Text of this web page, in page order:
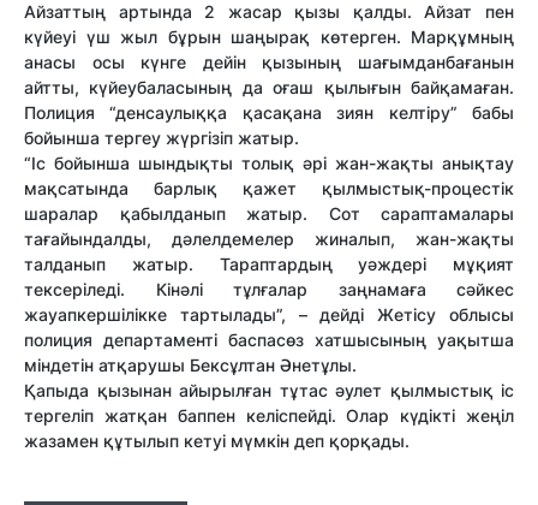
Айзаттың артында 2 жасар қызы қалды. Айзат пен
күйеуі үш жыл бұрын шаңырақ көтерген. Марқұмның
анасы осы күнге дейін қызының шағымданбағанын
айтты, күйеубаласының да оғаш қылығын байқамаған.
Полиция “денсаулыққа қасақана зиян келтіру” бабы
бойынша тергеу жүргізіп жатыр.
“Іс бойынша шындықты толық әрі жан-жақты анықтау
мақсатында барлық қажет қылмыстық-процестік
шаралар қабылданып жатыр. Сот сараптамалары
тағайындалды, дәлелдемелер жиналып, жан-жақты
талданып жатыр. Тараптардың уәждері мұқият
тексеріледі. Кінәлі тұлғалар заңнамаға сәйкес
жауапкершілікке тартылады”, – дейді Жетісу облысы
полиция департаменті баспасөз хатшысының уақытша
міндетін атқарушы Бексұлтан Әнетұлы.
Қапыда қызынан айырылған тұтас әулет қылмыстық іс
тергеліп жатқан баппен келіспейді. Олар күдікті жеңіл
жазамен құтылып кетуі мүмкін деп қорқады.